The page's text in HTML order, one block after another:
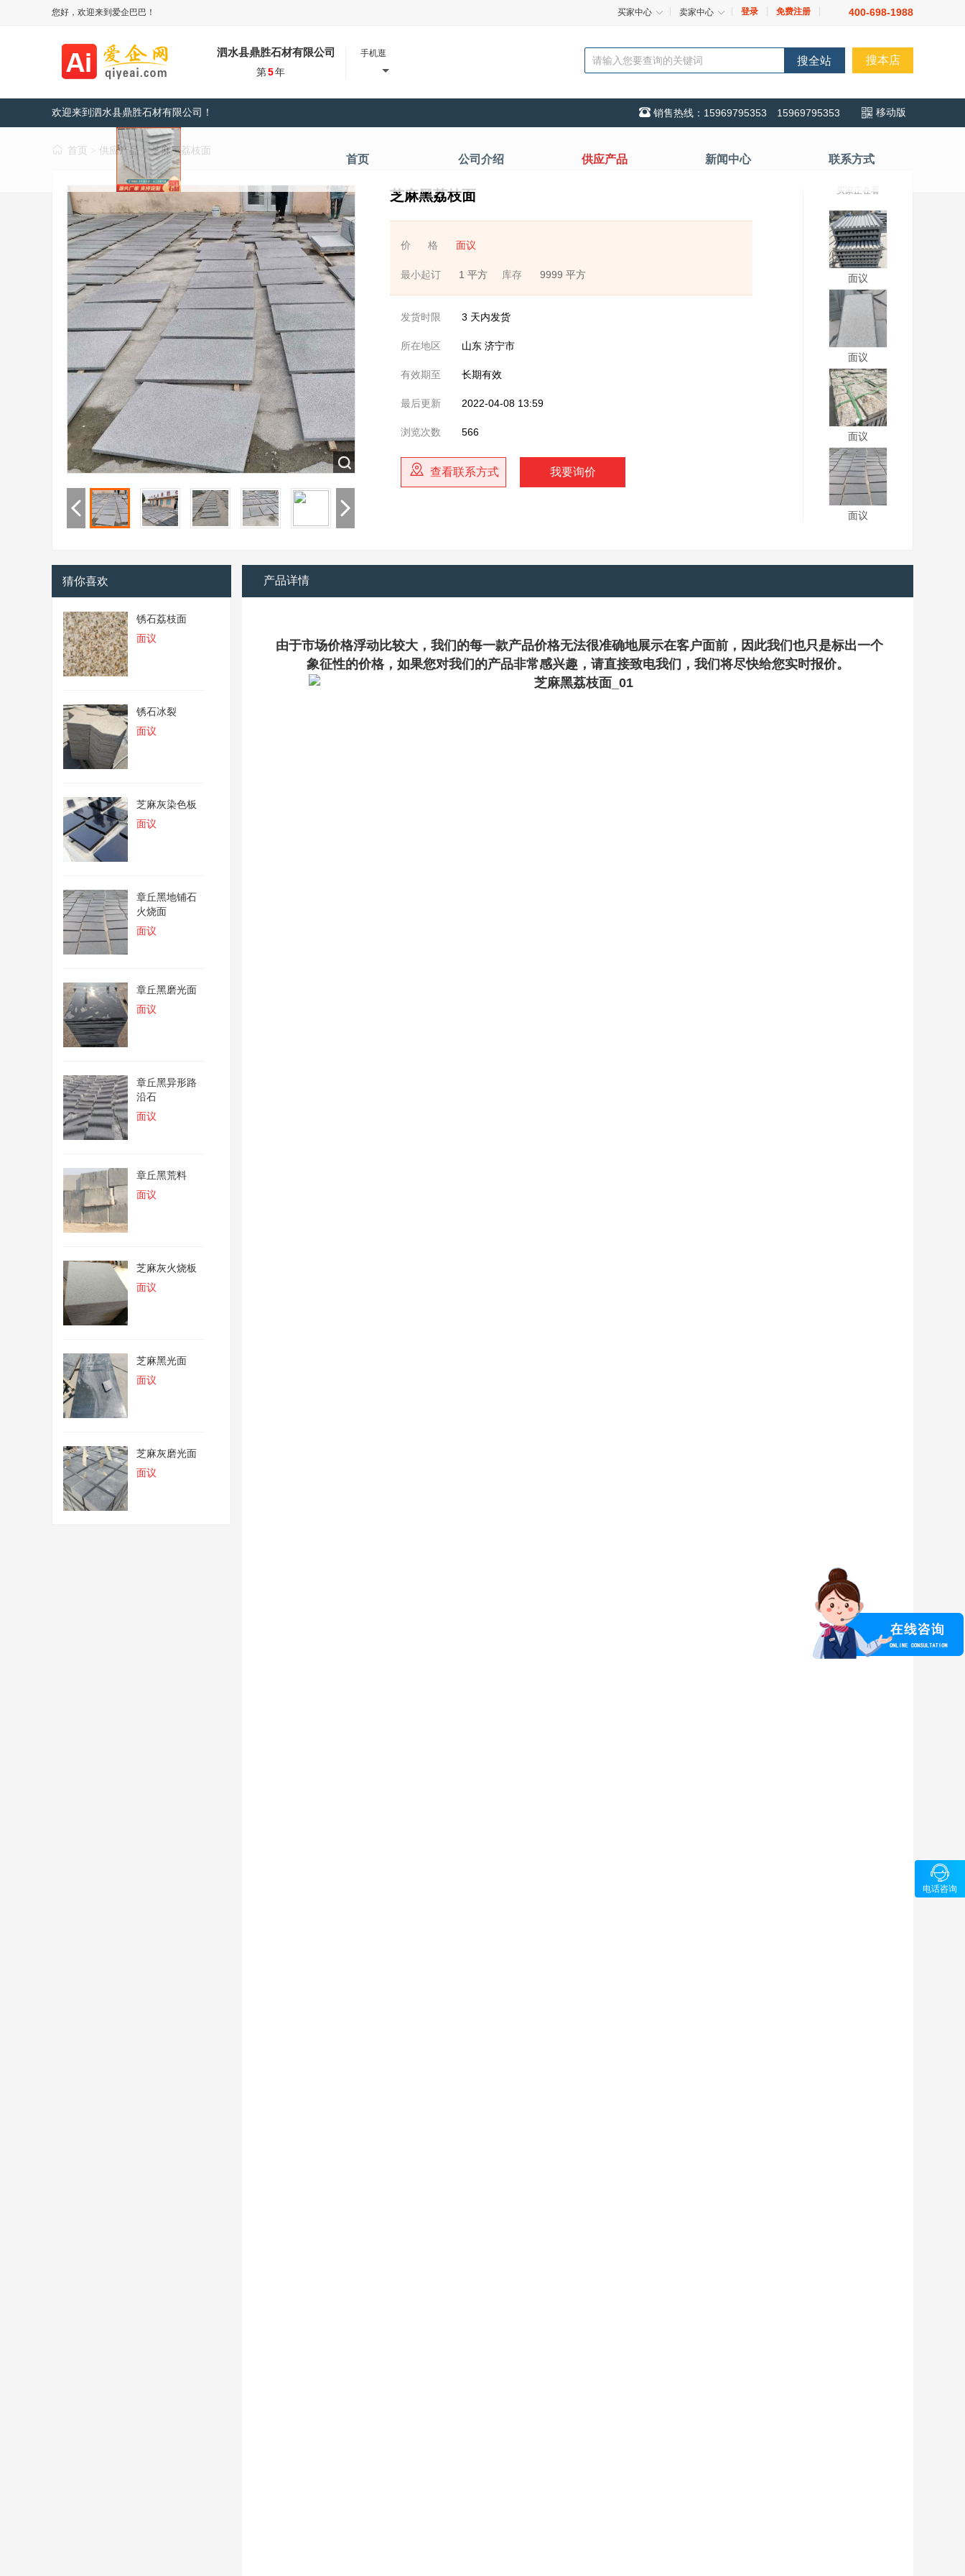
您好，欢迎来到爱企巴巴！ 买家中心 卖家中心 登录 免费注册 400-698-1988
泗水县鼎胜石材有限公司
第5年
手机逛
搜全站 搜本店
欢迎来到泗水县鼎胜石材有限公司！  销售热线：15969795353 15969795353 移动版
首页 公司介绍 供应产品 新闻中心 联系方式
首页 供应产品 >芝麻黑荔枝面
芝麻黑荔枝面
价 格 面议
最小起订 1 平方 库存 9999 平方
发货时限 3 天内发货
所在地区 山东 济宁市
有效期至 长期有效
最后更新 2022-04-08 13:59
浏览次数 566
查看联系方式 我要询价
买家正在看
面议
面议
面议
面议
猜你喜欢
锈石荔枝面
面议
锈石冰裂
面议
芝麻灰染色板
面议
章丘黑地铺石
火烧面
面议
章丘黑磨光面
面议
章丘黑异形路
沿石
面议
章丘黑荒料
面议
芝麻灰火烧板
面议
芝麻黑光面
面议
芝麻灰磨光面
面议
产品详情
由于市场价格浮动比较大，我们的每一款产品价格无法很准确地展示在客户面前，因此我们也只是标出一个
象征性的价格，如果您对我们的产品非常感兴趣，请直接致电我们，我们将尽快给您实时报价。

电话咨询
咨询